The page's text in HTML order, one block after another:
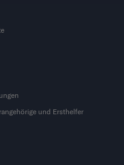
und Ersthelfer